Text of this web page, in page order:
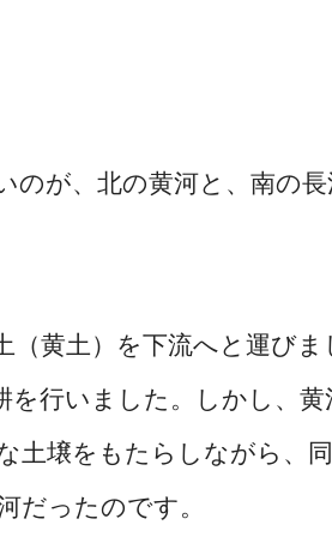
が、北の黄河と、南の長
黄土）を下流へと運びま
を行いました。しかし、黄
土壌をもたらしながら、
だったのです。